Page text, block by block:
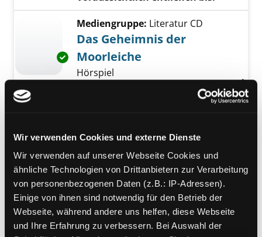
Wir verwenden Cookies und externe Dienste
Wir verwenden auf unserer Webseite Cookies und
ähnliche Technologien von Drittanbietern zur Verarbeitung
von personenbezogenen Daten (z.B.: IP-Adressen).
Einige von ihnen sind notwendig für den Betrieb der
Webseite, während andere uns helfen, diese Webseite
und Ihre Erfahrung zu verbessern. Bei Auswahl der
Exemplar-Details von Das Geheimnis der
Mediengruppe: Literatur CD
Das Geheimnis der
Moorleiche
Hörspiel
Suche nach
Reihe:Ein Fall für TKKG; 172
Exemplar-Details von Leichenspiele anzeigen
Mediengruppe:Belletristik
Leichenspiele
ein Max-Broll-Krimi
Verfasser: Aichner, BernhardSuche nach
Jahr:2012